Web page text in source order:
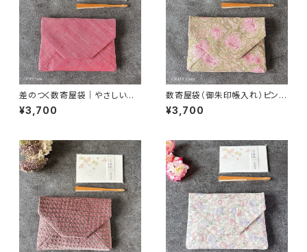
差のつく数寄屋袋｜やさしいピ
ンク紬｜御朱印帳入れ・茶道
¥3,700
数寄屋袋（御朱印帳入れ）ピンパ
ネル・ピンク柄／ウィリアムモリ
ス生地使用
¥3,700